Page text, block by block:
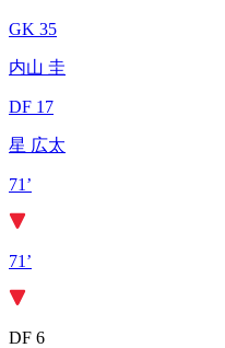
GK 35
内山 圭
DF 17
星 広太
71’
71’
DF 6